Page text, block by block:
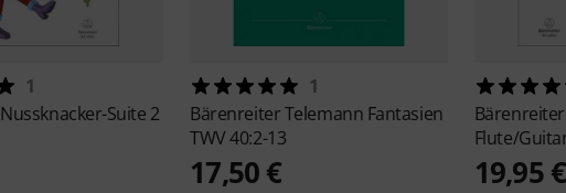
1
Nussknacker-Suite 2
1
BärenreiterTelemann Fantasien
TWV 40:2-13
17,50 €
Flute/
19,95 €